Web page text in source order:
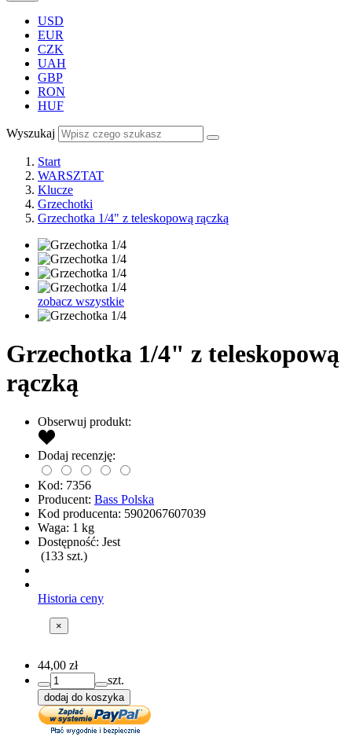
USD
EUR
CZK
UAH
GBP
RON
HUF
Wyszukaj
Start
WARSZTAT
Klucze
Grzechotki
Grzechotka 1/4" z teleskopową rączką
zobacz wszystkie
Grzechotka 1/4" z teleskopową
rączką
Obserwuj produkt:
Dodaj recenzję:
Kod: 7356
Producent: Bass Polska
Kod producenta: 5902067607039
Waga: 1 kg
Dostępność: Jest
(133 szt.)
Historia ceny
×
44,00 zł
szt.
dodaj do koszyka